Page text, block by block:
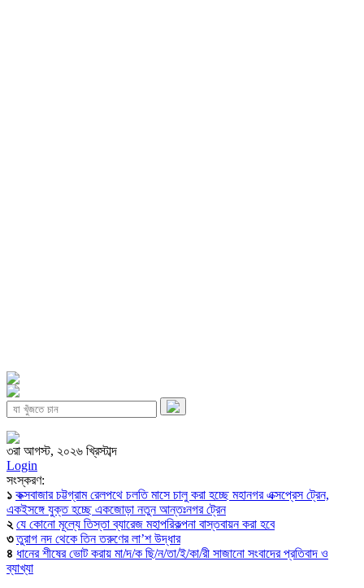
৩রা আগস্ট, ২০২৬ খ্রিস্টাব্দ
Login
সংস্করণ:
১ কক্সবাজার চট্টগ্রাম রেলপথে চলতি মাসে চালু করা হচ্ছে মহানগর এক্সপ্রেস ট্রেন,
একইসঙ্গে যুক্ত হচ্ছে একজোড়া নতুন আন্তঃনগর ট্রেন
২ যে কোনো মূল্যে তিস্তা ব্যারেজ মহাপরিকল্পনা বাস্তবায়ন করা হবে
৩ তুরাগ নদ থেকে তিন তরুণের লা’শ উদ্ধার
৪ ধানের শীষের ভোট করায় মা/দ/ক ছি/ন/তা/ই/কা/রী সাজানো সংবাদের প্রতিবাদ ও
ব্যাখ্যা